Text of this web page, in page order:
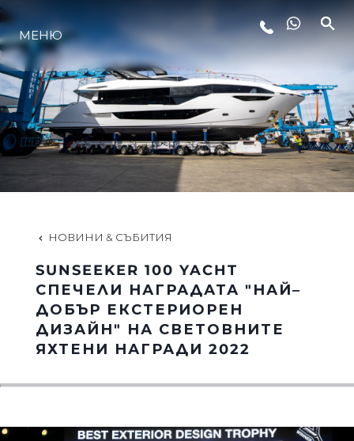
ЛАЙФСТАЙЛ
ИНОВАЦИЯ
КОМПАНИЯТА
ЕКИПЪТ
НАСЛЕДСТВО
ОЦЕНЕТЕ ВАШАТА ЯХТА
МЕНЮ
НОВИНИ & СЪБИТИЯ
SUNSEEKER 100 YACHT
СПЕЧЕЛИ НАГРАДАТА "НАЙ–
ДОБЪР ЕКСТЕРИОРЕН
ДИЗАЙН" НА СВЕТОВНИТЕ
ЯХТЕНИ НАГРАДИ 2022